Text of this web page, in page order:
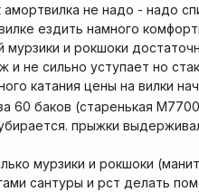
не надо - надо
ездить намного
мурзики и рокшоки
не сильно уступает но
катания цены на вилки
60 баков (старенькая
прыжки
мурзики и рокшоки
сантуры и рст делать